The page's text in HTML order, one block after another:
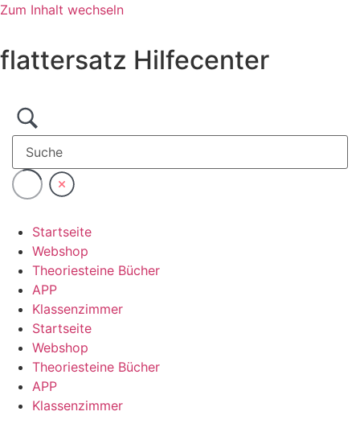
Zum Inhalt wechseln
flattersatz Hilfecenter
Startseite
Webshop
Theoriesteine Bücher
APP
Klassenzimmer
Startseite
Webshop
Theoriesteine Bücher
APP
Klassenzimmer